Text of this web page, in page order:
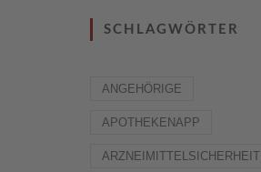
SCHLAGWÖRTER
ANGEHÖRIGE
APOTHEKENAPP
ARZNEIMITTELSICHERHEIT